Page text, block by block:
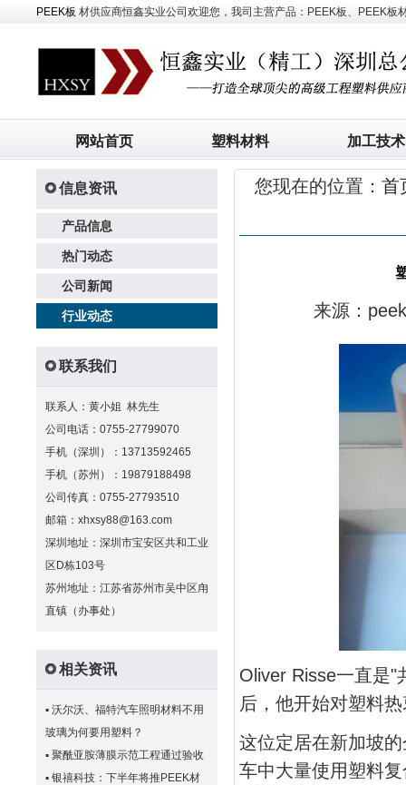
PEEK板 材供应商恒鑫实业公司欢迎您，我司主营产品：PEEK板、PEEK板
网站首页 塑料材料 加工技术
信息资讯
产品信息
热门动态
公司新闻
行业动态
联系我们
联系人：黄小姐 林先生
公司电话：0755-27799070
手机（深圳）：13713592465
手机（苏州）：19879188498
公司传真：0755-27793510
邮箱：xhxsy88@163.com
深圳地址：深圳市宝安区共和工业
区D栋103号
苏州地址：江苏省苏州市吴中区甪
直镇（办事处）
相关资讯
▪ 沃尔沃、福特汽车照明材料不用
玻璃为何要用塑料？
▪ 聚酰亚胺薄膜示范工程通过验收
▪ 银禧科技：下半年将推PEEK材
您现在的位置： 首
来源：
Oliver Risse一直是"
后，他开始对塑料
这位定居在新加坡
车中大量使用塑料